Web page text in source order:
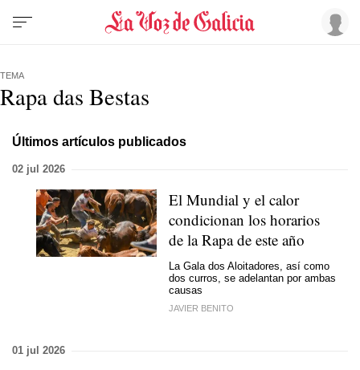
TEMA
Rapa das Bestas
Últimos artículos publicados
02 jul 2026
El Mundial y el calor
condicionan los horarios
de la Rapa de este año
La Gala dos Aloitadores, así como
dos curros, se adelantan por ambas
causas
JAVIER BENITO
01 jul 2026